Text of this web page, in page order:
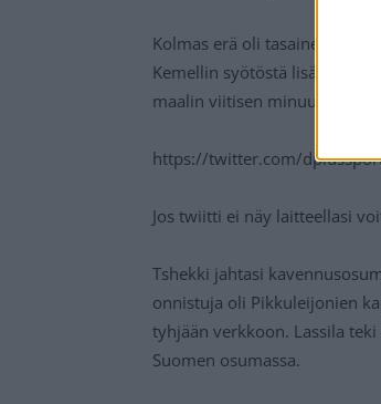
Kolmas erä oli tasainen, eikä
Kemellin syötöstä lisäämään
maalin viitisen minuuttia
https://twitter.com/
Jos twiitti ei näy laitteellasi
Tshekki jahtasi
onnistuja oli Pikkuleijonien
tyhjään verkkoon. Lassila
Suomen osumassa.